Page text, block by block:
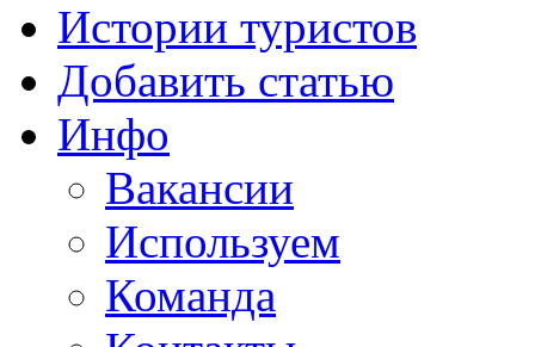
Истории туристов
Добавить статью
Инфо
Вакансии
Используем
Команда